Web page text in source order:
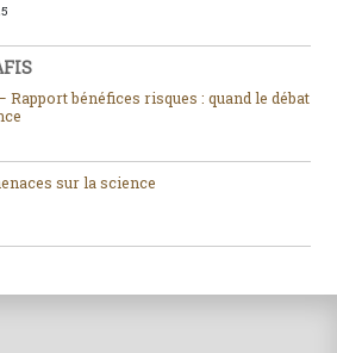
Rapport bénéfices risques : quand le débat
sur la science